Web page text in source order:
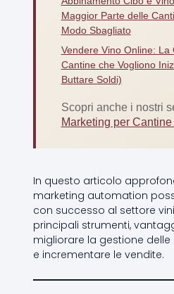
Maggior Parte delle
Modo Sbagliato
Vendere Vino Online: La
Cantine che Vogliono
Buttare Soldi)
Scopri anche i nostri
Marketing per
In questo articolo
marketing automation
con successo al settore
principali strumenti,
migliorare la gestione delle
e incrementare le vendite.